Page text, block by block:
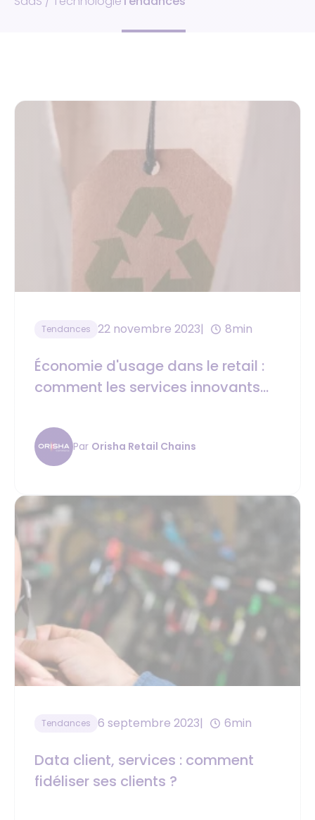
Tendances 22 novembre 2023 8min
Économie d'usage dans le retail :
comment les services innovants
Par Orisha Retail Chains
Tendances 6 septembre 2023 6min
Data client, services : comment
fidéliser ses clients ?